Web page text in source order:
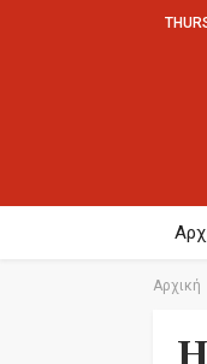
Αρχική